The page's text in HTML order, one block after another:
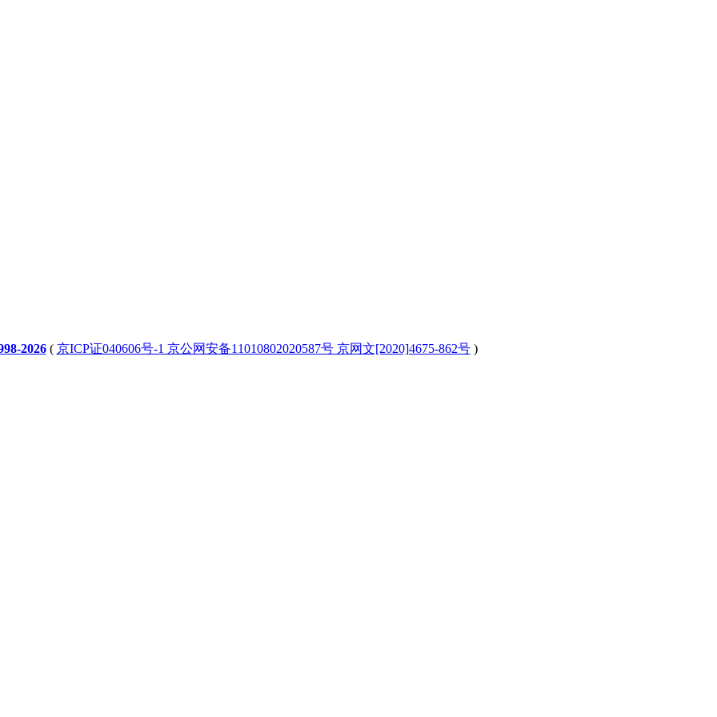
2026( 京ICP证040606号-1 京公网安备11010802020587号 京网文[2020]4675-862号)